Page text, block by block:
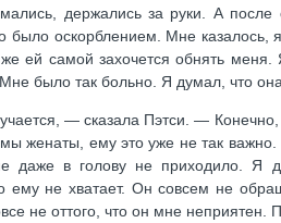
держались за руки. А
оскорблением. Мне казалось,
ей самой захочется обнять
было так больно. Я думал, что
— сказала Пэтси. —
женаты, ему это уже не так
даже в голову не приходило. Я
ему не хватает. Он совсем не
не оттого, что он мне